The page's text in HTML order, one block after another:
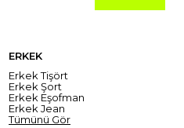
ERKEK
Erkek Tişört
Erkek Şort
Erkek Eşofman
Erkek Jean
Tümünü Gör